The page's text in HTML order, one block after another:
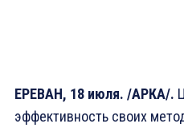
ЕРЕВАН, 18 июля. /АРКА/.
эффективность своих